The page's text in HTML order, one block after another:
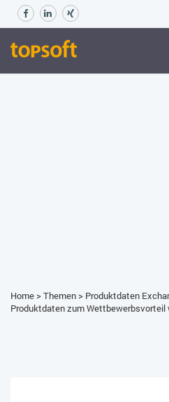
Home>Themen> Produktdaten
Produktdaten zum Wettbewerbsvorteil